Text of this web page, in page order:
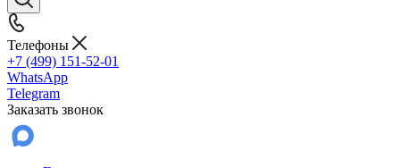
Телефоны
+7 (499) 151-52-01
WhatsApp
Telegram
Заказать звонок